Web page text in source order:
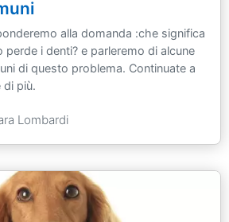
alla domanda :che significa
perde i denti? e parleremo di alcune
di questo problema. Continuate a
di più.
Lombardi